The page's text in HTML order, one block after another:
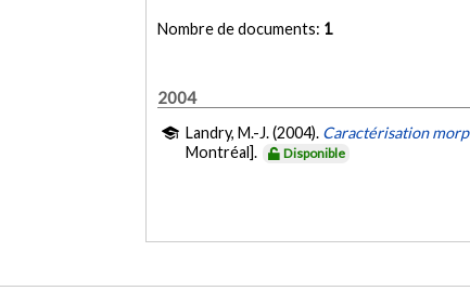
Nombre de documents: 1
2004
Landry, M.-J. (2004). Caractérisation
Montréal].
Disponible